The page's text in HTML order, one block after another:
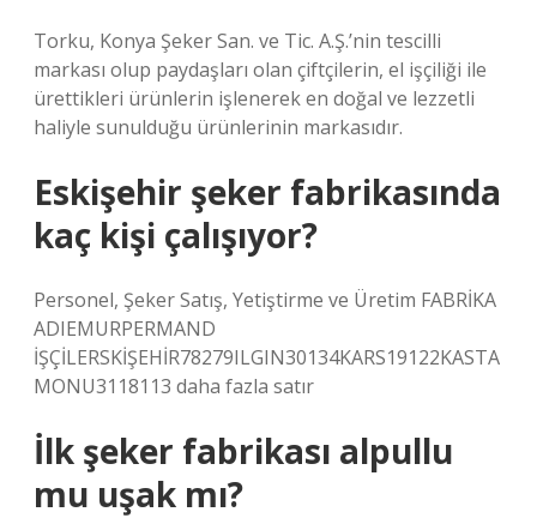
Torku, Konya Şeker San. ve Tic. A.Ş.’nin tescilli
markası olup paydaşları olan çiftçilerin, el işçiliği ile
ürettikleri ürünlerin işlenerek en doğal ve lezzetli
haliyle sunulduğu ürünlerinin markasıdır.
Eskişehir şeker fabrikasında
kaç kişi çalışıyor?
Personel, Şeker Satış, Yetiştirme ve Üretim FABRİKA
ADIEMURPERMAND
İŞÇİLERSKİŞEHİR78279ILGIN30134KARS19122KASTA
MONU3118113 daha fazla satır
İlk şeker fabrikası alpullu
mu uşak mı?